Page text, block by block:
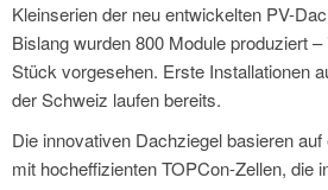
Kleinserien der neu entwickelten PV-
Bislang wurden 800 Module produziert
Stück vorgesehen. Erste Installationen
der Schweiz laufen bereits.
Die innovativen Dachziegel basieren
mit hocheffizienten TOPCon-Zellen, die